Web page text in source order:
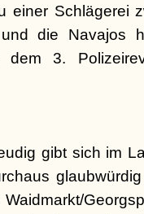
einer Schlägerei
die Navajos
dem 3.
gibt sich im